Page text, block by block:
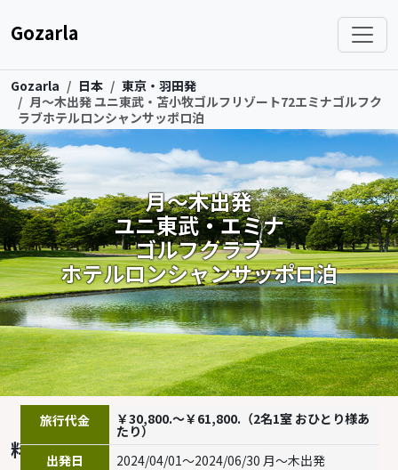
Gozarla
Gozarla 日本
東京・羽田発
月～木出発 ユニ東武・苫小牧ゴルフリゾート72エミナゴルフク
ラブホテルロンシャンサッポロ泊
月～木出発
ユニ東武・エミナ
ゴルフクラブ
ホテルロンシャンサッポロ泊
旅行代金 ￥30,800.～￥61,800.（2名1室 おひとり様あ
たり）
出発日
2024/04/01～2024/06/30 月～木出発
料金